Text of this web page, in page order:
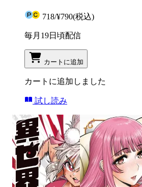
718/¥790(税込)
毎月19日頃配信
カートに追加
カートに追加しました
試し読み